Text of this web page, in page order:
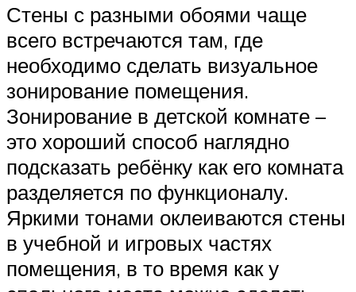
Стены с разными обоями чаще
всего встречаются там, где
необходимо сделать визуальное
зонирование помещения.
Зонирование в детской комнате –
это хороший способ наглядно
подсказать ребёнку как его комната
разделяется по функционалу.
Яркими тонами оклеиваются стены
в учебной и игровых частях
помещения, в то время как у